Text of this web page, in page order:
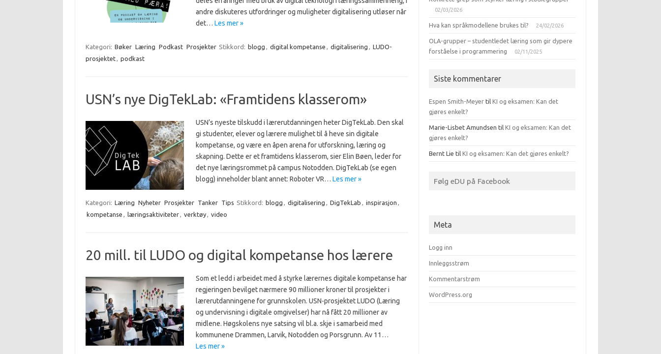
andre diskuteres utfordringer og muligheter digitalisering utløser når
det… Les mer »
Kategori: Bøker Læring Podkast Prosjekter Stikkord: blogg , digital kompetanse , digitalisering , LUDO-
prosjektet, podkast
USN’s nye DigTekLab: «Framtidens klasserom»
USN’s nyeste tilskudd i lærerutdanningen heter DigTekLab. Den skal
gi studenter, elever og lærere mulighet til å heve sin digitale
kompetanse, og være en åpen arena for utforskning, læring og
skapning. Dette er et framtidens klasserom, sier Elin Bøen, leder for
det nye læringsrommet på campus Notodden. DigTekLab (se egen
blogg) inneholder blant annet: Roboter VR… Les mer »
Kategori: Læring Nyheter Prosjekter Tanker Tips Stikkord: blogg , digitalisering , DigTekLab , inspirasjon ,
kompetanse , læringsaktiviteter, verktøy, video
20 mill. til LUDO og digital kompetanse hos lærere
Som et ledd i arbeidet med å styrke lærernes digitale kompetanse har
regjeringen bevilget nærmere 90 millioner kroner til prosjekter i
lærerutdanningene for grunnskolen. USN-prosjektet LUDO (Læring
og undervisning i digitale omgivelser) har nå fått 20 millioner av
midlene. Høgskolens nye satsing vil bl.a. skje i samarbeid med
kommunene Drammen, Larvik, Notodden og Porsgrunn. Av 11…
Les mer »
02/03/2026
Hva kan språkmodellene brukes til? 24/02/2026
OLA-grupper – studentledet læring som gir dypere
forståelse i programmering
02/11/2025
Siste kommentarer
Espen Smith-Meyer tilKI og eksamen: Kan det
gjøres enkelt?
Marie-Lisbet Amundsen tilKI og eksamen: Kan det
gjøres enkelt?
Bernt Lie tilKI og eksamen: Kan det gjøres enkelt?
Følg eDU på Facebook
Meta
Logg inn
Innleggsstrøm
Kommentarstrøm
WordPress.org